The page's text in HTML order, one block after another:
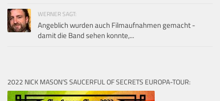
WERNER SAGT:
Angeblich wurden auch Filmaufnahmen gemacht -
damit die Band sehen konnte,...
2022 NICK MASON’S SAUCERFUL OF SECRETS EUROPA-TOUR: